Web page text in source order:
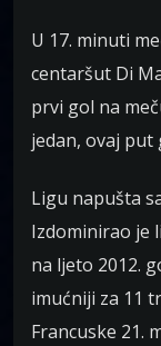
U 17. minuti
centaršut Di
prvi gol na
jedan, ovaj put
Ligu napušta
Izdominirao je
na ljeto 2012.
imućniji za 11
Francuske 21.